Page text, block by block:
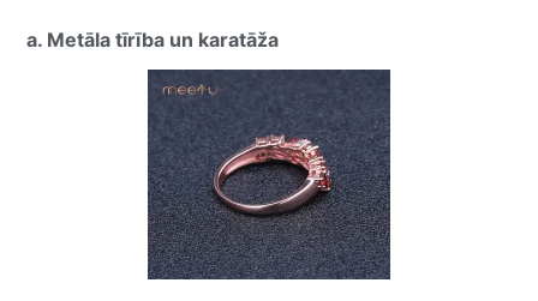
a. Metāla tīrība un karatāža